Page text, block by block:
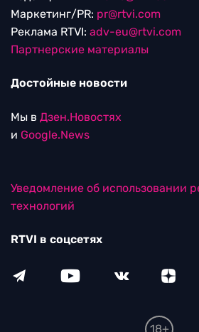
Маркетинг/PR: pr@rtvi.com
Реклама RTVI: adv-eu@rtvi.com
Партнерские материалы
Достойные новости
Мы в Дзен.Новостях
и Google.News
Уведомление об использовании
технологий
RTVI в соцсетях
18+